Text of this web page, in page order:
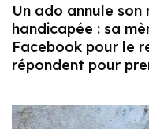
Un ado annule
handicapée : sa
Facebook pour le
répondent pour